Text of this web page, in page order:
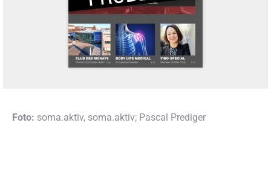
Foto: soma.aktiv, soma.aktiv; Pascal Prediger